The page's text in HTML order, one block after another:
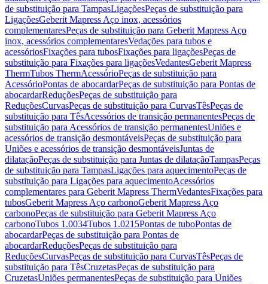
de substituição para TampasLigaçõesPeças de substituição para
LigaçõesGeberit Mapress Aço inox, acessórios
complementaresPeças de substituição para Geberit Mapress Aço
inox, acessórios complementaresVedações para tubos e
acessóriosFixações para tubosFixações para ligaçõesPeças de
substituição para Fixações para ligaçõesVedantesGeberit Mapress
ThermTubos ThermAcessórioPeças de substituição para
AcessórioPontas de abocardarPeças de substituição para Pontas de
abocardarReduçõesPeças de substituição para
ReduçõesCurvasPeças de substituição para CurvasTêsPeças de
substituição para TêsAcessórios de transição permanentesPeças de
substituição para Acessórios de transição permanentesUniões e
acessórios de transição desmontáveisPeças de substituição para
Uniões e acessórios de transição desmontáveisJuntas de
dilataçãoPeças de substituição para Juntas de dilataçãoTampasPeças
de substituição para TampasLigações para aquecimentoPeças de
substituição para Ligações para aquecimentoAcessórios
complementares para Geberit Mapress ThermVedantesFixações para
tubosGeberit Mapress Aço carbonoGeberit Mapress Aço
carbonoPeças de substituição para Geberit Mapress Aço
carbonoTubos 1.0034Tubos 1.0215Pontas de tuboPontas de
abocardarPeças de substituição para Pontas de
abocardarReduçõesPeças de substituição para
ReduçõesCurvasPeças de substituição para CurvasTêsPeças de
substituição para TêsCruzetasPeças de substituição para
CruzetasUniões permanentesPeças de substituição para Uniões